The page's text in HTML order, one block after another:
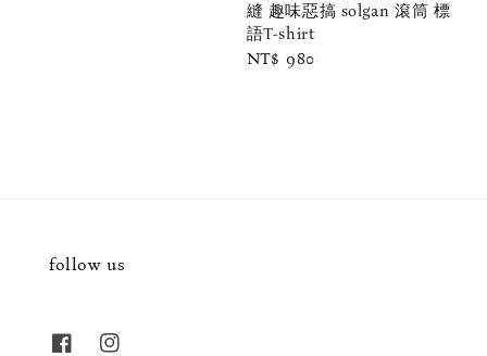
縫 趣味惡搞 solgan 滾筒 標
語T-shirt
Regular
NT$ 980
follow us